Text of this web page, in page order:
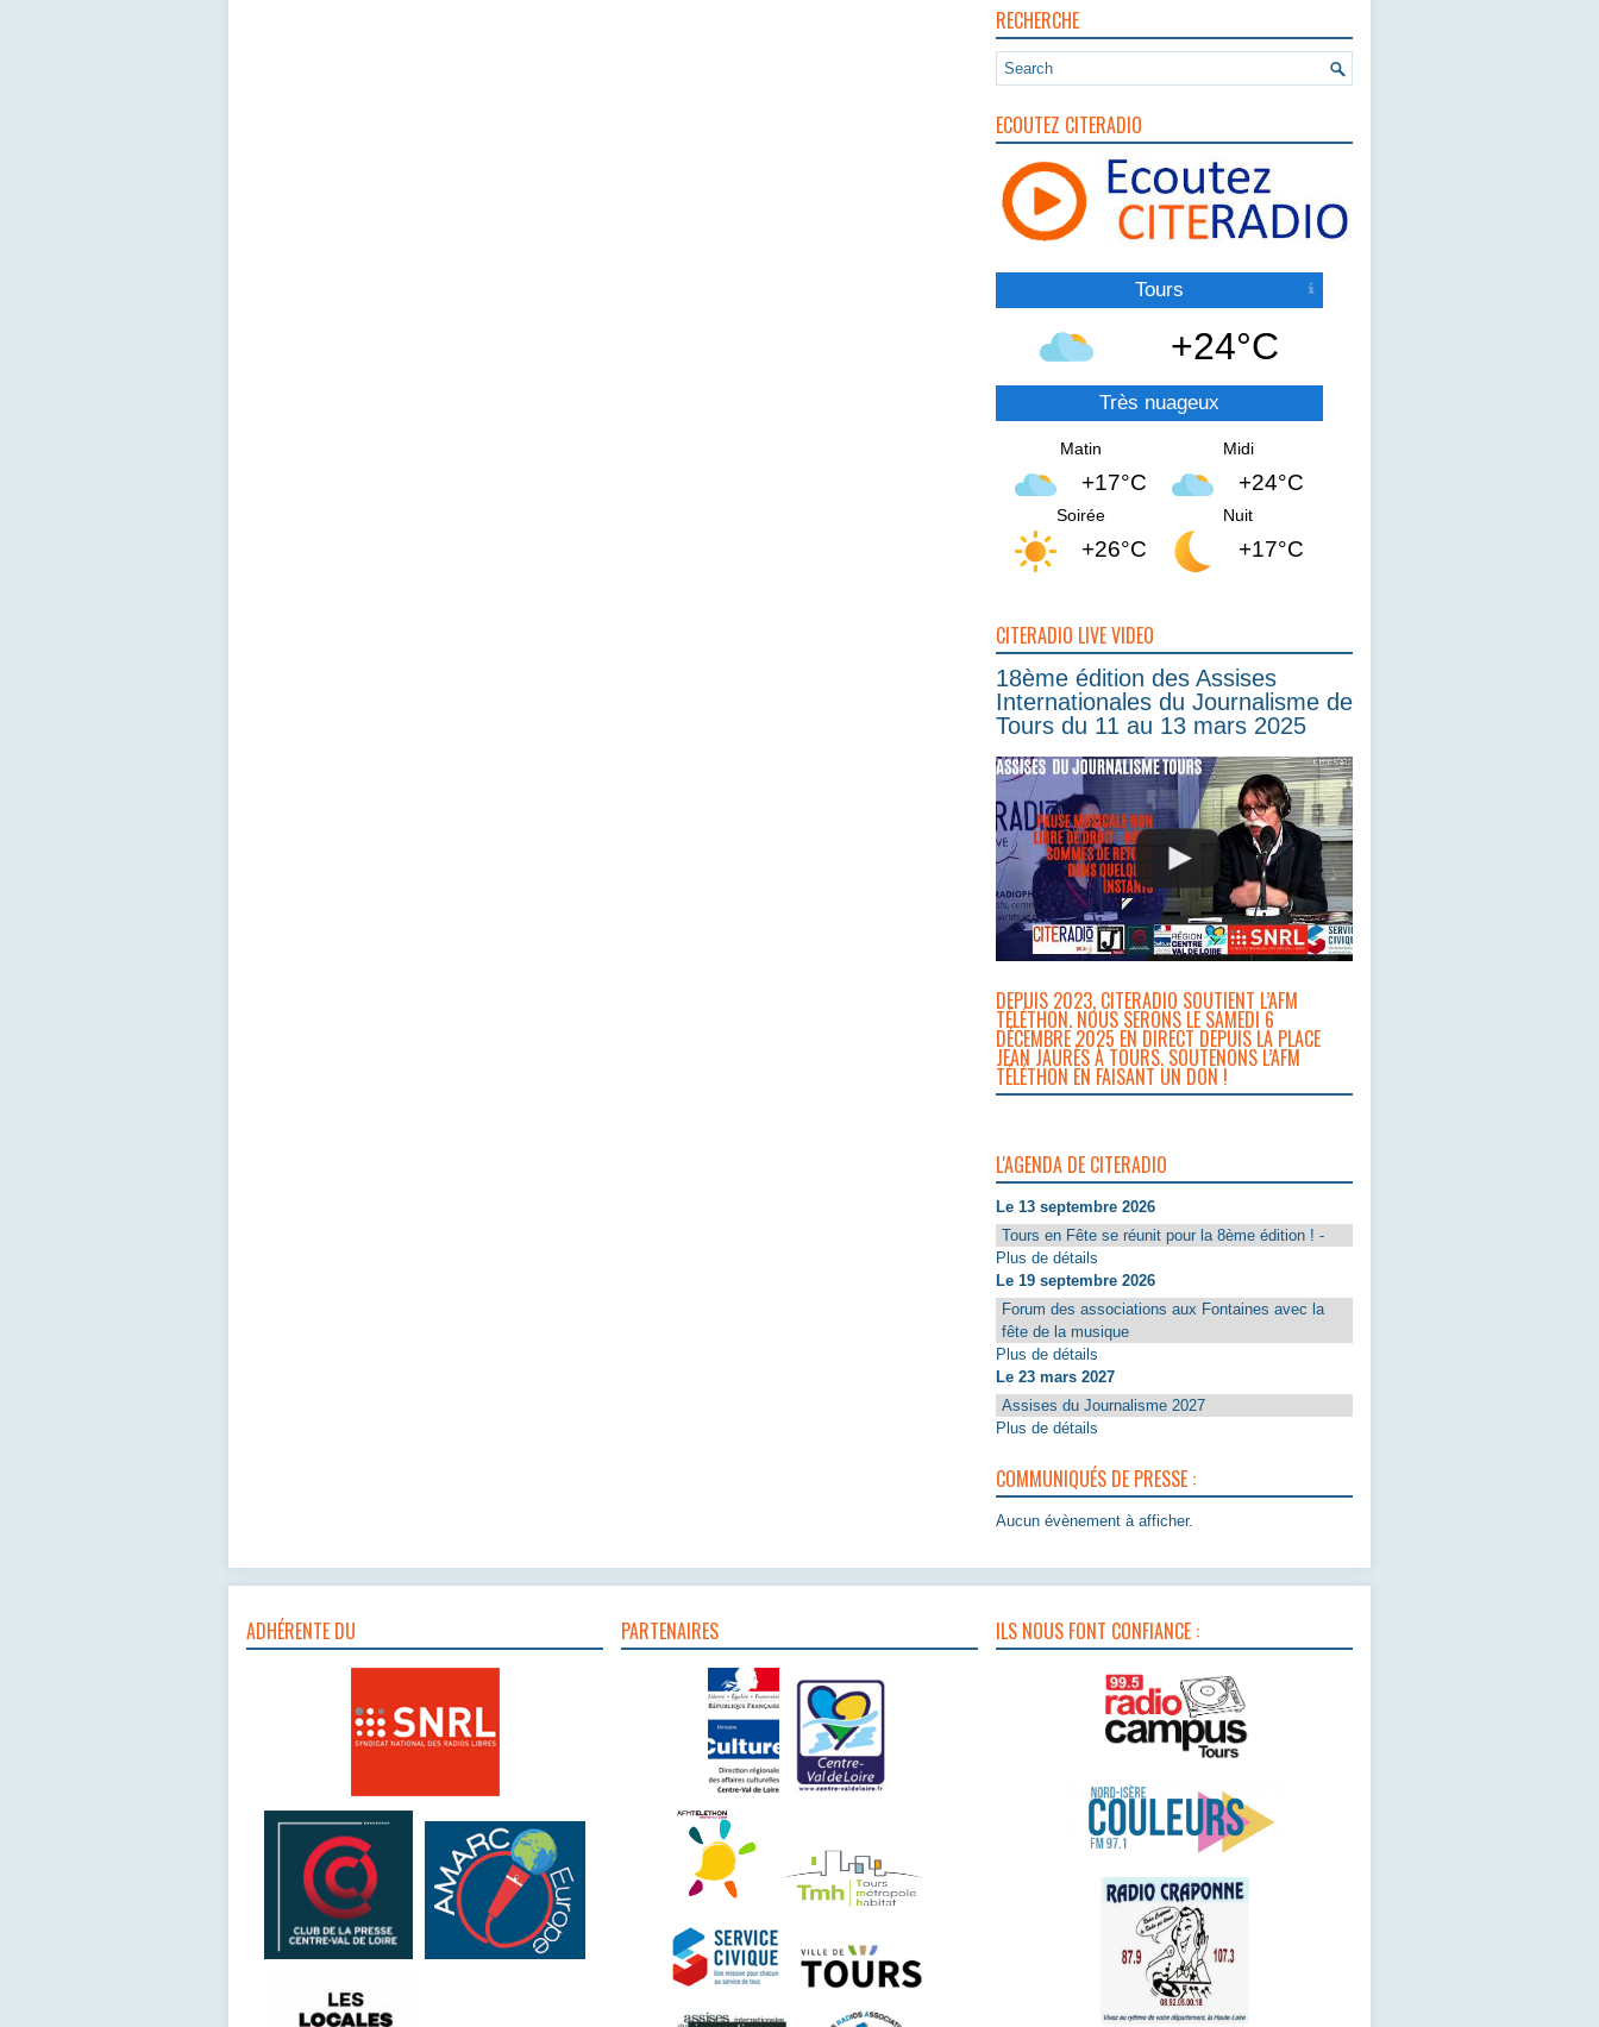
RECHERCHE
ECOUTEZ CITERADIO
Tours
+24°C
Très nuageux
Matin
+17°C
Midi
+24°C
Soirée
+26°C
Nuit
+17°C
CITERADIO LIVE VIDEO
18ème édition des Assises
Internationales du Journalisme de
Tours du 11 au 13 mars 2025
DEPUIS 2023, CITERADIO SOUTIENT L’AFM
TÉLÉTHON. NOUS SERONS LE SAMEDI 6
DÉCEMBRE 2025 EN DIRECT DEPUIS LA PLACE
JEAN JAURÈS À TOURS. SOUTENONS L’AFM
TÉLÉTHON EN FAISANT UN DON !
L'AGENDA DE CITERADIO
Le 13 septembre 2026
Tours en Fête se réunit pour la 8ème édition ! -
Plus de détails
Le 19 septembre 2026
Forum des associations aux Fontaines avec la
fête de la musique
Plus de détails
Le 23 mars 2027
Assises du Journalisme 2027
Plus de détails
COMMUNIQUÉS DE PRESSE :
Aucun évènement à afficher.
ADHÉRENTE DU PARTENAIRES ILS NOUS FONT CONFIANCE :